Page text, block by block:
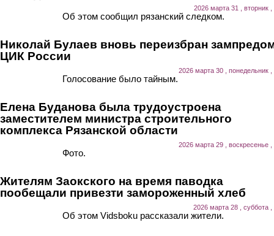
2026 марта 31 , вторник ,
Об этом сообщил рязанский следком.
Николай Булаев вновь переизбран
ЦИК России
2026 марта 30 , понедельник ,
Голосование было тайным.
Елена Буданова была трудоустроена
заместителем министра строительного
комплекса Рязанской области
2026 марта 29 , воскресенье ,
Фото.
Жителям Заокского на время паводка
пообещали привезти замороженный хлеб
2026 марта 28 , суббота ,
Об этом Vidsboku рассказали жители.